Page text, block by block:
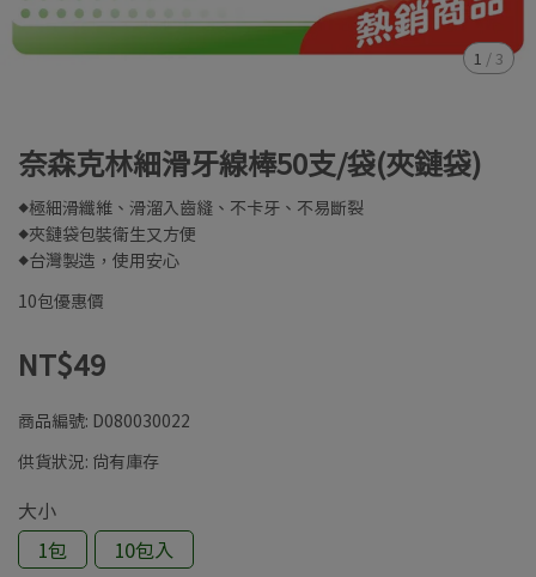
1 / 3
奈森克林細滑牙線棒50支/袋(夾鏈袋)
◆極細滑纖維、滑溜入齒縫、不卡牙、不易斷裂
◆夾鏈袋包裝衛生又方便
◆台灣製造，使用安心
10包優惠價
NT$49
商品編號: D080030022
供貨狀況: 尚有庫存
大小
1包
10包入